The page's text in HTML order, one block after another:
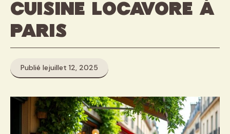
cuisine locavore à
Paris
Publié lejuillet 12, 2025